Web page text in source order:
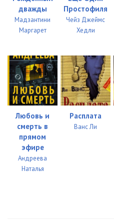
0045
0046
0048
дважды
Мадзантини
Маргарет
Простофиля
Чейз Джеймс
Хедли
Любовь и
смерть в
прямом
эфире
Андреева
Наталья
Расплата
Ванс Ли